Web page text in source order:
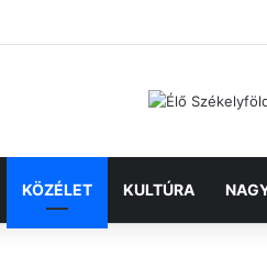
KÖZÉLET KULTÚRA